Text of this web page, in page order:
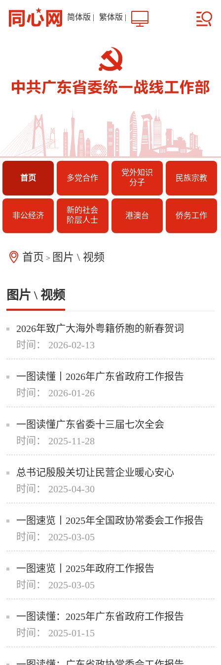
简体版 | 繁体版 |
首页 多党合作
党外知识
分子
民族宗教
非公经济
新的社会
阶层人士
港澳台 侨务工作
首页 > 图片 \ 视频
图片 \ 视频
2026年致广大海外粤籍侨胞的新春贺词
时间： 2026-02-13
一图读懂丨2026年广东省政府工作报告
时间： 2026-01-26
一图读懂广东省委十三届七次全会
时间： 2025-11-28
总书记殷殷关切让民营企业暖心安心
时间： 2025-04-30
一图速览丨2025年全国政协常委会工作报告
时间： 2025-03-05
一图速览丨2025年政府工作报告
时间： 2025-03-05
一图读懂：2025年广东省政府工作报告
时间： 2025-01-15